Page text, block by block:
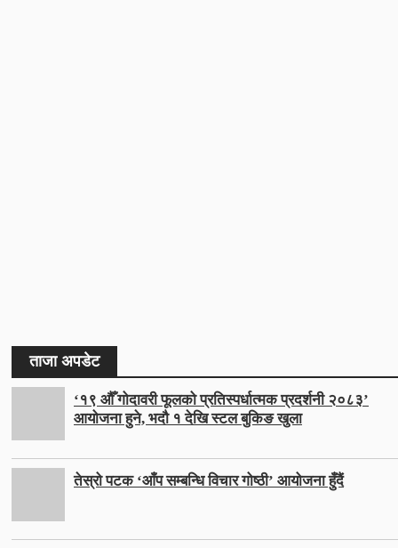
ताजा अपडेट
‘१९ औँ गोदावरी फूलको प्रतिस्पर्धात्मक प्रदर्शनी २०८३’
आयोजना हुने, भदौ १ देखि स्टल बुकिङ खुला
तेस्रो पटक ‘आँप सम्बन्धि विचार गोष्ठी’ आयोजना हुँदैं